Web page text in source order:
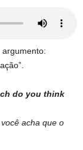
do you think
acha que o